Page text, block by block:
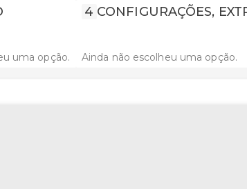
uma opção.
4 CONFIGURAÇÕES,
Ainda não escolheu uma opção.